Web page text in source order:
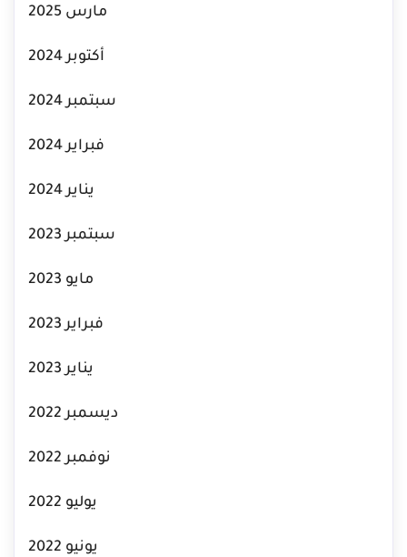
مارس 2025
أكتوبر 2024
سبتمبر 2024
فبراير 2024
يناير 2024
سبتمبر 2023
مايو 2023
فبراير 2023
يناير 2023
ديسمبر 2022
نوفمبر 2022
يوليو 2022
يونيو 2022